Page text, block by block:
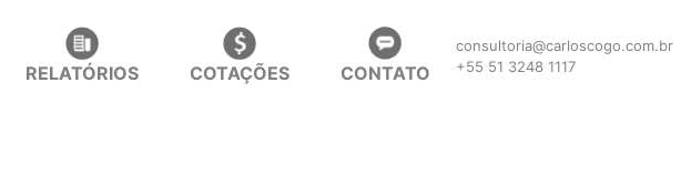
RELATÓRIOS COTAÇÕES CONTATO
consultoria@carloscogo.com.br
+55 51 3248 1117